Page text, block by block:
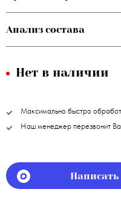
Анализ состава
Нет в наличии
Максимально быстро
Наш менеджер перезвонит